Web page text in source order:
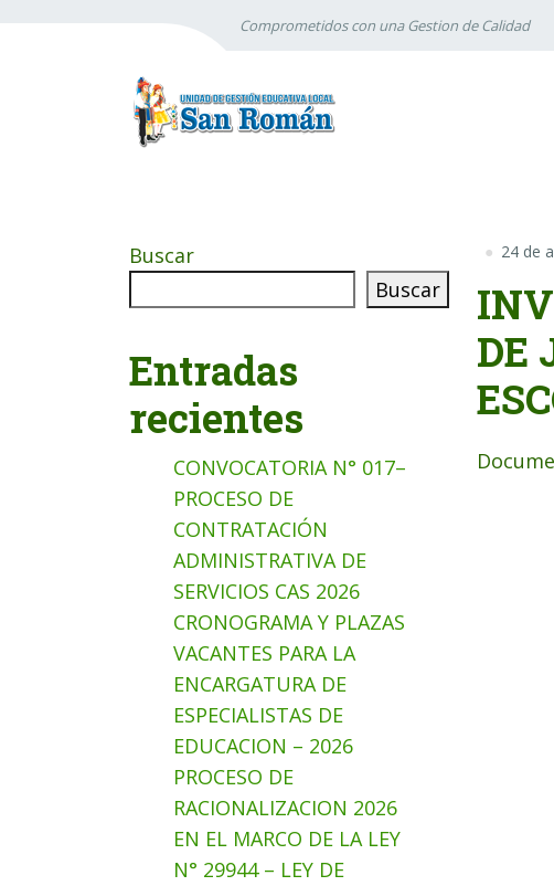
Comprometidos con una Gestion de Calidad
24 de
DE
Buscar
Buscar
Entradas
recientes
CONVOCATORIA N° 017–
PROCESO DE
CONTRATACIÓN
ADMINISTRATIVA DE
SERVICIOS CAS 2026
CRONOGRAMA Y PLAZAS
VACANTES PARA LA
ENCARGATURA DE
ESPECIALISTAS DE
EDUCACION – 2026
PROCESO DE
RACIONALIZACION 2026
EN EL MARCO DE LA LEY
N° 29944 – LEY DE